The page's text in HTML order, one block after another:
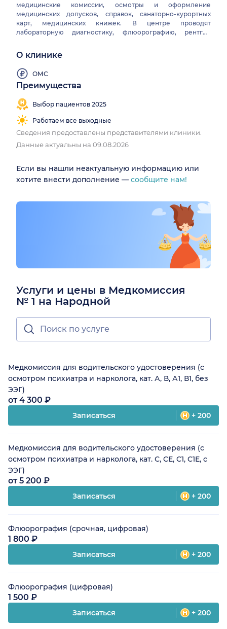
медицинские комиссии, осмотры и оформление
медицинских допусков, справок, санаторно-курортных
карт, медицинских книжек. В центре проводят
лабораторную диагностику, флюорографию, рентген
специалистами центра.
О клинике
ОМС
Преимущества
Выбор пациентов 2025
Работаем все выходные
Сведения предоставлены представителями клиники.
Данные актуальны на 09.08.2026
Если вы нашли неактуальную информацию или
хотите внести дополнение — сообщите нам!
Услуги и цены в Медкомиссия
№ 1 на Народной
Медкомиссия для водительского удостоверения (с
осмотром психиатра и нарколога, кат. А, В, А1, В1, без
ЭЭГ)
от 4 300 ₽
Записаться + 200
Медкомиссия для водительского удостоверения (с
осмотром психиатра и нарколога, кат. С, CE, C1, C1E, с
ЭЭГ)
от 5 200 ₽
Записаться + 200
Флюорография (срочная, цифровая)
1 800 ₽
Записаться + 200
Флюорография (цифровая)
1 500 ₽
Записаться + 200